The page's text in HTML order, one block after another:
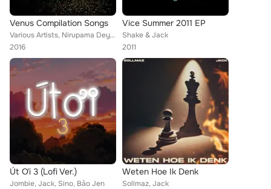
Venus Compilation Songs
Various Artists, Nirupama Dey, Upendra Bhatt, Madan, S. Janki, Budhaditya, Lata Mangeshkar, Tony Car, Shahzad, Rajib, Alisha Chi...
2016
Vice Summer 2011 EP
Shake & Jack
2011
Út Ơi 3 (Lofi Ver.)
Jombie, Jack, Sino, Bảo Jen
Weten Hoe Ik Denk
Sollmaz, Jack